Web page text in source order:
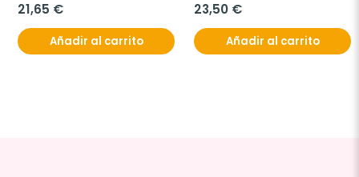
21,65 €
Añadir al carrito
23,50 €
Añadir al carrito